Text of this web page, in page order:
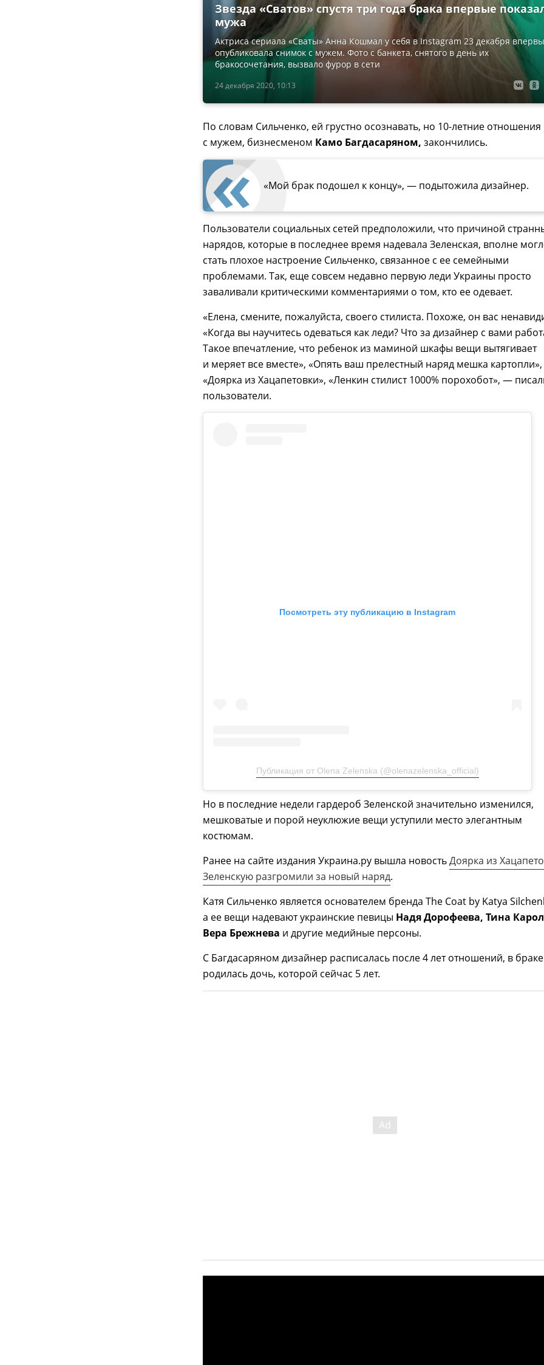
24 декабря 2020, 10:13
Звезда «Сватов» спустя три года брака впервые
мужа
Актриса сериала «Сваты» Анна Кошмал у себя в Instagram 23 декабря
опубликовала снимок с мужем. Фото с банкета, снятого в день их
бракосочетания, вызвало фурор в сети
По словам Сильченко, ей грустно осознавать, но 10-летние отношения
с мужем, бизнесменом Камо Багдасаряном, закончились.
«Мой брак подошел к концу», — подытожила дизайнер.
Пользователи социальных сетей предположили, что причиной
нарядов, которые в последнее время надевала Зеленская, вполне
стать плохое настроение Сильченко, связанное с ее семейными
проблемами. Так, еще совсем недавно первую леди Украины просто
заваливали критическими комментариями о том, кто ее одевает.
«Елена, смените, пожалуйста, своего стилиста. Похоже, он вас
«Когда вы научитесь одеваться как леди? Что за дизайнер с вами
Такое впечатление, что ребенок из маминой шкафы вещи вытягивает
и меряет все вместе», «Опять ваш прелестный наряд мешка картопли»,
«Доярка из Хацапетовки», «Ленкин стилист 1000% порохобот», —
пользователи.
Посмотреть эту публикацию в Instagram
Публикация от Olena Zelenska (@olenazelenska_official)
Но в последние недели гардероб Зеленской значительно изменился,
мешковатые и порой неуклюжие вещи уступили место элегантным
костюмам.
Ранее на сайте издания Украина.ру вышла новостьДоярка из
Зеленскую разгромили за новый наряд.
Катя Сильченко является основателем бренда The Coat by Katya
а ее вещи надевают украинские певицы Надя Дорофеева, Тина
Вера Брежнева и другие медийные персоны.
С Багдасаряном дизайнер расписалась после 4 лет отношений, в браке
родилась дочь, которой сейчас 5 лет.